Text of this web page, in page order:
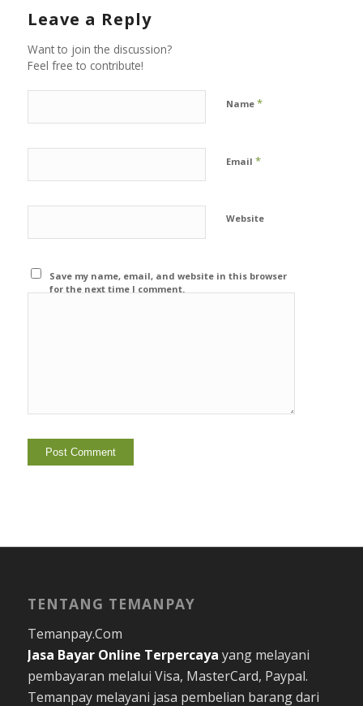
Leave a Reply
Want to join the discussion?
Feel free to contribute!
Name *
Email *
Website
Save my name, email, and website in this browser
for the next time I comment.
TENTANG TEMANPAY
Temanpay.Com
Jasa Bayar Online Terpercaya yang melayani
pembayaran melalui Visa, MasterCard, Paypal.
Temanpay melayani jasa pembelian barang dari